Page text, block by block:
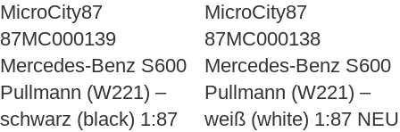
MicroCity87
87MC000139
Mercedes-Benz S600
Pullmann (W221) –
schwarz (black) 1:87
MicroCity87
87MC000138
Mercedes-Benz S600
Pullmann (W221) –
weiß (white) 1:87 NEU